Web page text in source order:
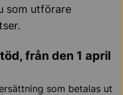
som utförare
från den 1 april
som betalas ut